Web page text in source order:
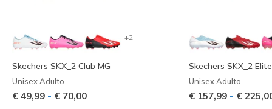
+2
Skechers SKX_2 Club MG
Unisex Adulto
€ 49,99 - € 70,00
Skechers SKX_2
Unisex Adulto
€ 157,99 - €